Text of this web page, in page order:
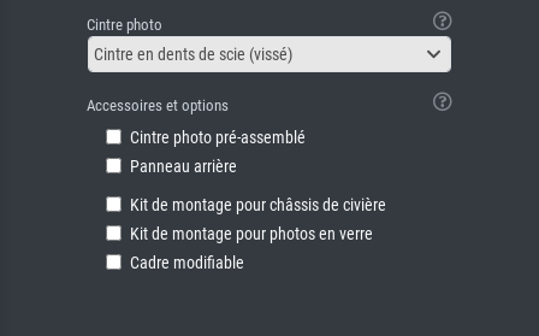
Cintre photo
Cintre en dents de scie (vissé)
Accessoires et options
Cintre photo pré-assemblé
Panneau arrière
Kit de montage pour châssis de civière
Kit de montage pour photos en verre
Cadre modifiable